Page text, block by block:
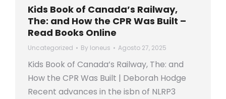
Kids Book of Canada’s Railway,
The: and How the CPR Was Built –
Read Books Online
Uncategorized By loneus Agosto 27, 2025
Kids Book of Canada’s Railway, The: and
How the CPR Was Built | Deborah Hodge
Recent advances in the isbn of NLRP3